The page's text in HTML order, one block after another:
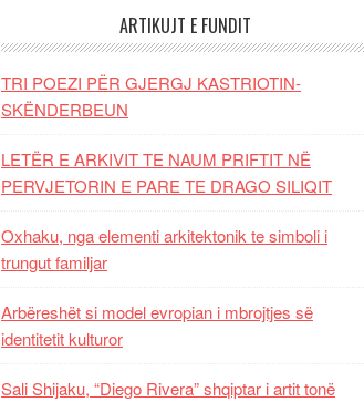
ARTIKUJT E FUNDIT
TRI POEZI PËR GJERGJ KASTRIOTIN-
SKËNDERBEUN
LETËR E ARKIVIT TE NAUM PRIFTIT NË
PERVJETORIN E PARE TE DRAGO SILIQIT
Oxhaku, nga elementi arkitektonik te simboli i
trungut familjar
Arbëreshët si model evropian i mbrojtjes së
identitetit kulturor
Sali Shijaku, “Diego Rivera” shqiptar i artit tonë